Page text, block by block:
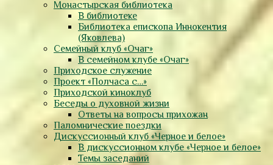
Монастырская библиотека
В библиотеке
Библиотека епископа Иннокентия
(Яковлева)
Семейный клуб «Очаг»
В семейном клубе «Очаг»
Приходское служение
Проект «Полчаса с…»
Приходской киноклуб
Беседы о духовной жизни
Ответы на вопросы прихожан
Паломнические поездки
Дискуссионный клуб «Черное и белое»
В дискуссионном клубе «Черное и белое»
Темы заседаний